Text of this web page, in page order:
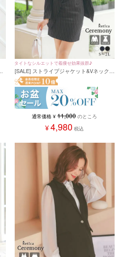
タイトなシルエットで着痩せ効果抜群♪
[SALE] ストライプジャケット&Vネックワ
ンピースセットアップセレモニースーツ
(S～2Lサイズ)
通常価格 ¥ 11,000 のところ
¥4,980 税込